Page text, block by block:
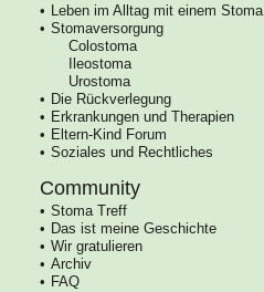
Leben im Alltag mit einem Stoma
Stomaversorgung
Colostoma
Ileostoma
Urostoma
Die Rückverlegung
Erkrankungen und Therapien
Eltern-Kind Forum
Soziales und Rechtliches
Community
Stoma Treff
Das ist meine Geschichte
Wir gratulieren
Archiv
FAQ